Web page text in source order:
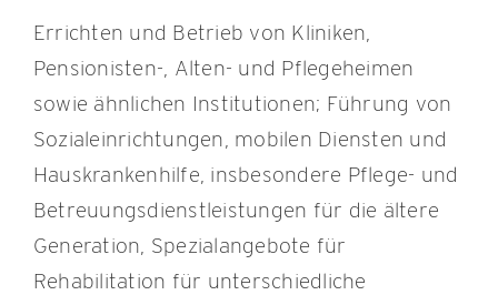
Errichten und Betrieb von Kliniken,
Pensionisten-, Alten- und Pflegeheimen
sowie ähnlichen Institutionen; Führung von
Sozialeinrichtungen, mobilen Diensten und
Hauskrankenhilfe, insbesondere Pflege- und
Betreuungsdienstleistungen für die ältere
Generation, Spezialangebote für
Rehabilitation für unterschiedliche